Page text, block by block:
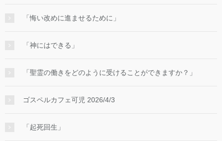
「悔い改めに進ませるために」
「神にはできる」
「聖霊の働きをどのように受けることができますか？」
ゴスペルカフェ可児 2026/4/3
「起死回生」